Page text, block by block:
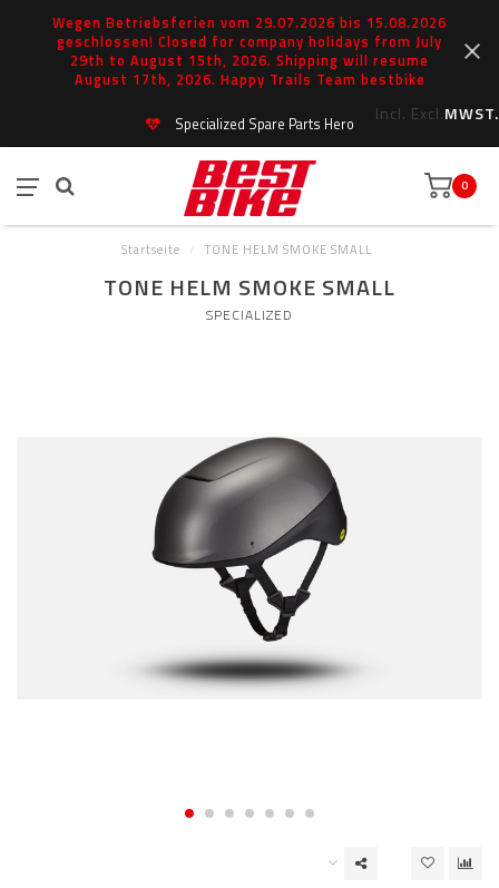
Wegen Betriebsferien vom 29.07.2026 bis 15.08.2026
geschlossen! Closed for company holidays from July
29th to August 15th, 2026. Shipping will resume
August 17th, 2026. Happy Trails Team bestbike
Incl. Excl.MWST.
Specialized Spare Parts Hero
0
Startseite / TONE HELM SMOKE SMALL
TONE HELM SMOKE SMALL
SPECIALIZED